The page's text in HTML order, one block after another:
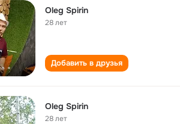
Oleg Spirin
28 лет
Добавить в друзья
Oleg Spirin
28 лет